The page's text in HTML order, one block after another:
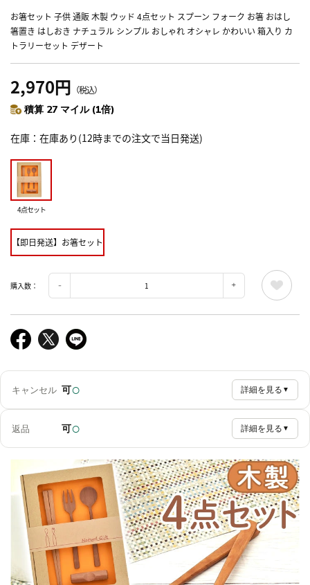
お箸セット 子供 通販 木製 ウッド 4点セット スプーン フォーク お箸 おはし
箸置き はしおき ナチュラル シンプル おしゃれ オシャレ かわいい 箱入り カ
トラリーセット デザート
2,970円 （税込）
積算 27 マイル (1倍)
在庫 在庫あり(12時までの注文で当日発送)
4点セット
【即日発送】お箸セット
購入数：
キャンセル 可○ 詳細を見る ▼
返品 可○ 詳細を見る ▼